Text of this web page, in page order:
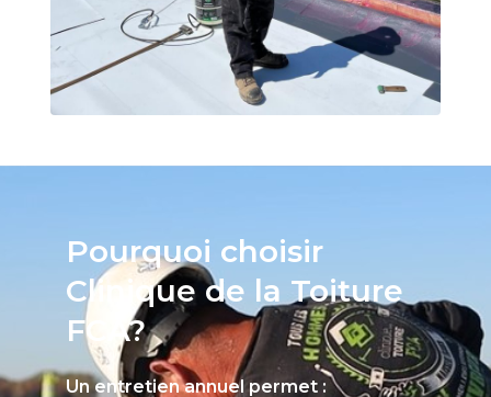
Pourquoi choisir
Clinique de la Toiture
FCA?
Un entretien annuel permet :